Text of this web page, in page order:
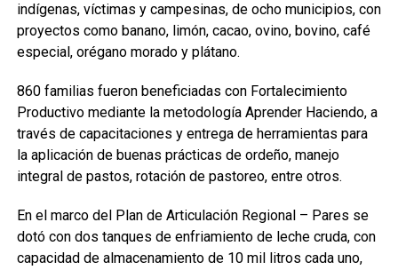
indígenas, víctimas y campesinas, de ocho municipios, con
proyectos como banano, limón, cacao, ovino, bovino, café
especial, orégano morado y plátano.
860 familias fueron beneficiadas con Fortalecimiento
Productivo mediante la metodología Aprender Haciendo, a
través de capacitaciones y entrega de herramientas para
la aplicación de buenas prácticas de ordeño, manejo
integral de pastos, rotación de pastoreo, entre otros.
En el marco del Plan de Articulación Regional – Pares se
dotó con dos tanques de enfriamiento de leche cruda, con
capacidad de almacenamiento de 10 mil litros cada uno,